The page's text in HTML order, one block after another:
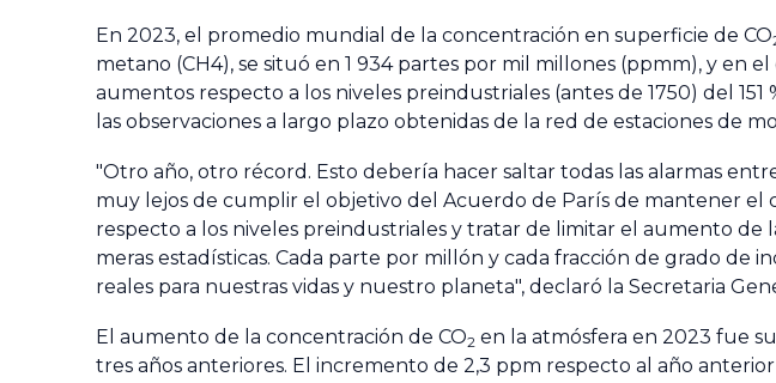
En 2023, el promedio mundial de la concentración en superficie de CO
metano (CH4), se situó en 1 934 partes por mil millones (ppmm), y en
aumentos respecto a los niveles preindustriales (antes de 1750) del 151
las observaciones a largo plazo obtenidas de la red de estaciones de
"Otro año, otro récord. Esto debería hacer saltar todas las alarmas
muy lejos de cumplir el objetivo del Acuerdo de París de mantener el
respecto a los niveles preindustriales y tratar de limitar el aumento de
meras estadísticas. Cada parte por millón y cada fracción de grado
reales para nuestras vidas y nuestro planeta", declaró la Secretaria
El aumento de la concentración de CO2 en la atmósfera en 2023 fue
tres años anteriores. El incremento de 2,3 ppm respecto al año